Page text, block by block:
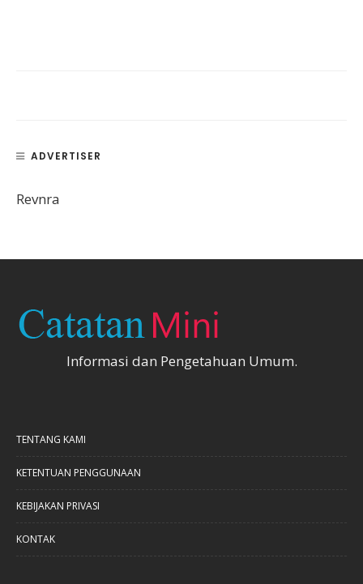
ADVERTISER
Revnra
Informasi dan Pengetahuan Umum.
TENTANG KAMI
KETENTUAN PENGGUNAAN
KEBIJAKAN PRIVASI
KONTAK